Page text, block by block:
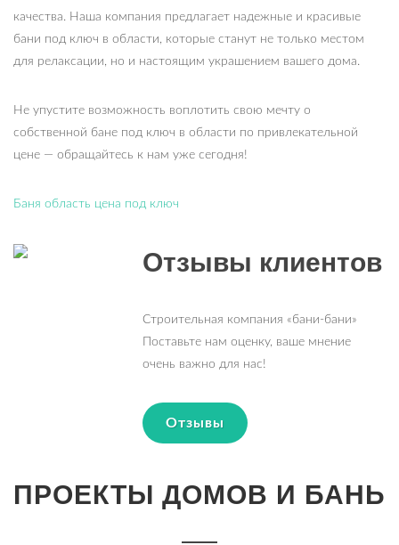
качества. Наша компания предлагает надежные и красивые
бани под ключ в области, которые станут не только местом
для релаксации, но и настоящим украшением вашего дома.
Не упустите возможность воплотить свою мечту о
собственной бане под ключ в области по привлекательной
цене — обращайтесь к нам уже сегодня!
Баня область цена под ключ
Отзывы клиентов
Строительная компания «бани-бани»
Поставьте нам оценку, ваше мнение
очень важно для нас!
Отзывы
ПРОЕКТЫ ДОМОВ И БАНЬ